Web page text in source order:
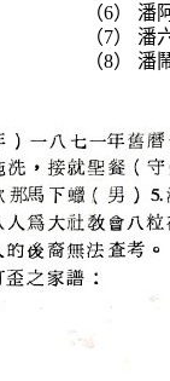
（6）
（7） 潘
（8） 潘